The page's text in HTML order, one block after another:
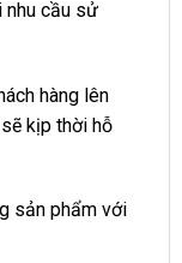
nhu cầu sử
hàng lên
kịp thời hỗ
sản phẩm với